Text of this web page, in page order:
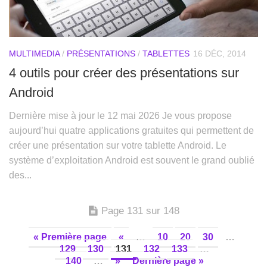
MULTIMEDIA/ PRÉSENTATIONS / TABLETTES 16 DÉC, 2014
4 outils pour créer des présentations sur
Android
Dernière mise à jour le 12 mai 2026 Je vous propose
aujourd’hui quatre applications gratuites qui permettent de
créer une présentation sur votre tablette Android. Le
système d’exploitation Android est souvent le grand oublié
des...
Page 131 sur 148
« Première page « … 10 20 30
…
129
130 131 132 133
140
… » Dernière page »